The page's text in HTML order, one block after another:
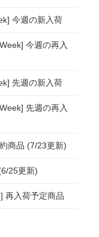
今週の新入荷
今週の再入
先週の新入荷
先週の再入
商品 (7/23更新)
25更新)
再入荷予定商品